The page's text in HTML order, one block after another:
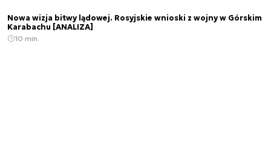
Nowa wizja bitwy lądowej. Rosyjskie wnioski z wojny w Górskim
Karabachu [ANALIZA]
10 min.